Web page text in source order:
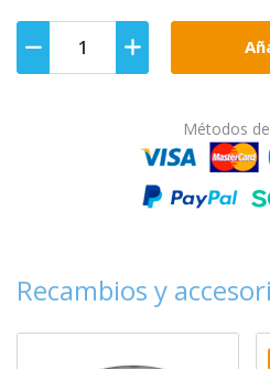
Métodos
Recambios y